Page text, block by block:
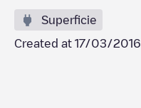
Superficie
Created at 17/03/2016